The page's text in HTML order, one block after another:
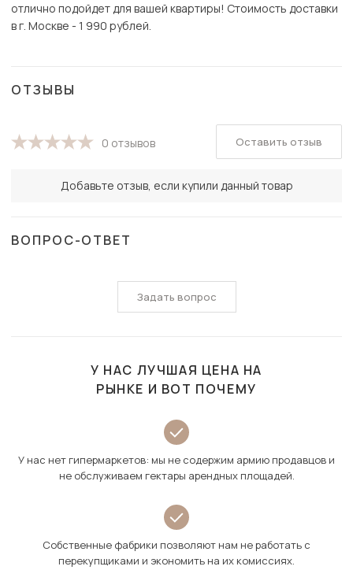
отлично подойдет для вашей квартиры! Стоимость доставки
в г. Москве - 1 990 рублей.
ОТЗЫВЫ
0 отзывов
Добавьте отзыв, если купили данный товар
Оставить отзыв
ВОПРОС-ОТВЕТ
Задать вопрос
У НАС ЛУЧШАЯ ЦЕНА НА
РЫНКЕ И ВОТ ПОЧЕМУ
У нас нет гипермаркетов: мы не содержим армию продавцов и
не обслуживаем гектары арендных площадей.
Собственные фабрики позволяют нам не работать с
перекупщиками и экономить на их комиссиях.